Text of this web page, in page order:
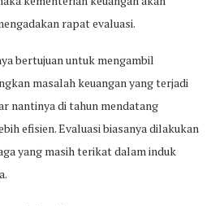
rapat evaluasi.
bertujuan untuk mengambil
masalah keuangan yang terjadi
nantinya di tahun mendatang
efisien. Evaluasi biasanya dilakukan
yang masih terikat dalam induk